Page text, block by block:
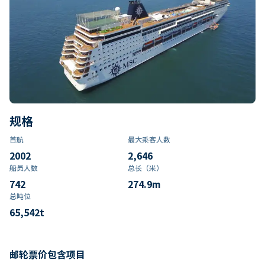
规格
首航
2002
最大乘客人数
2,646
船员人数
742
总长（米）
274.9m
总吨位
65,542t
邮轮票价包含项目